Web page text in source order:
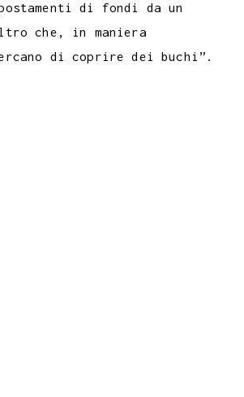
di fondi da un
che, in maniera
di coprire dei buchi”.